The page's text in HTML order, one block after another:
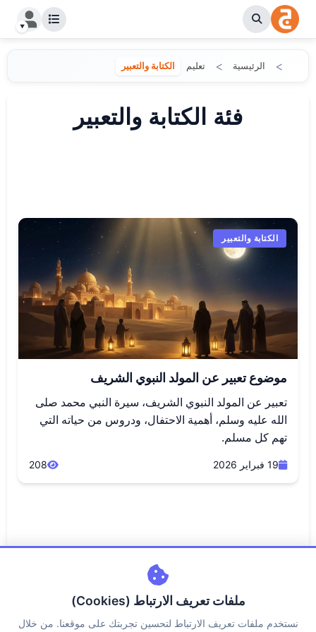
الكتابة والتعبير تعليم الرئيسية
فئة الكتابة والتعبير
الكتابة والتعبير
موضوع تعبير عن المولد النبوي الشريف
تعبير عن المولد النبوي الشريف، سيرة النبي محمد صلى
الله عليه وسلم، أهمية الاحتفال، ودروس من حياته التي
تهم كل مسلم.
19 فبراير 2026 208
ملفات تعريف الارتباط (Cookies)
نستخدم ملفات تعريف الارتباط لتحسين تجربتك على موقعنا. من خلال